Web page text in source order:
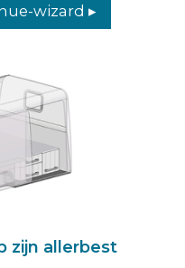
wizard ▸
zijn allerbest